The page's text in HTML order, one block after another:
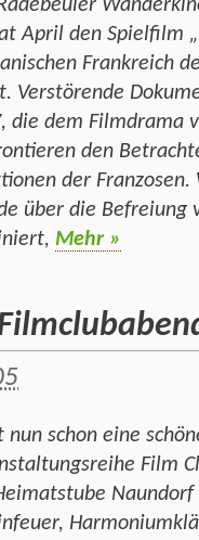
April den Spielfilm
Frankreich
Verstörende
die dem Filmdrama
den
der
über die Befreiung
Mehr »
nun schon eine
Film